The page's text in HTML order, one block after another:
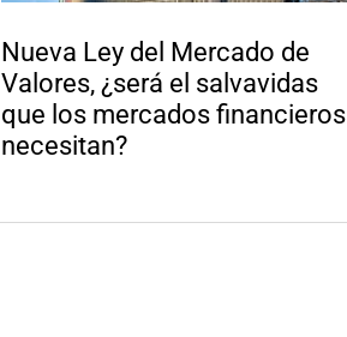
Nueva Ley del Mercado de
Valores, ¿será el salvavidas
que los mercados financieros
necesitan?